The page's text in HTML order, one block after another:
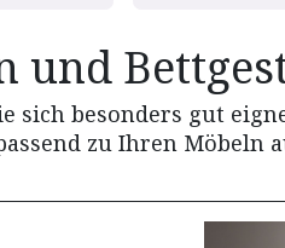
und
sich besonders gut
zu Ihren Möbeln